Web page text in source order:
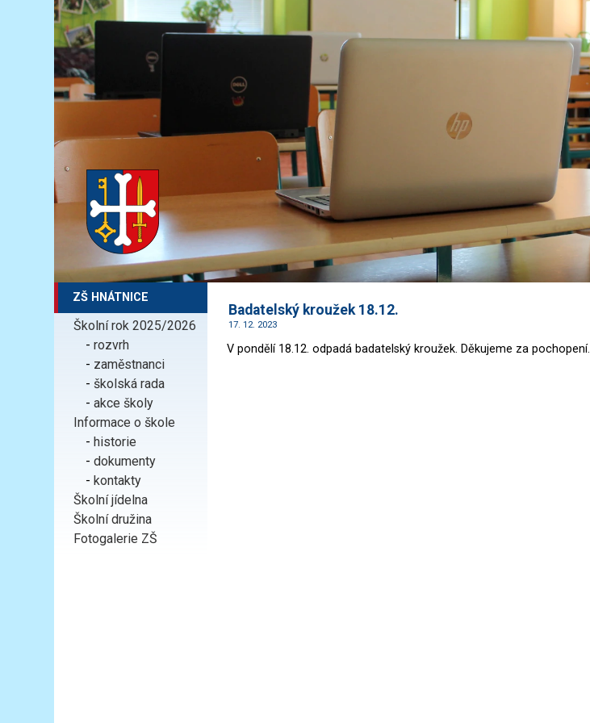
ZŠ HNÁTNICE
Školní rok 2025/2026
-rozvrh
- zaměstnanci
-školská rada
-akce školy
Informace o škole
-historie
-dokumenty
-kontakty
Školní jídelna
Školní družina
Fotogalerie ZŠ
Badatelský kroužek 18.12.
17. 12. 2023
V pondělí 18.12. odpadá badatelský kroužek. Děkujeme za pochopení.